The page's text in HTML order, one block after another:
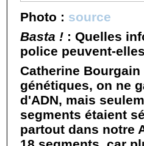
Photo : source
Basta ! : Quelles
police peuvent-
Catherine Bourgain
génétiques, on ne
d'ADN, mais
segments étaient
partout dans notre